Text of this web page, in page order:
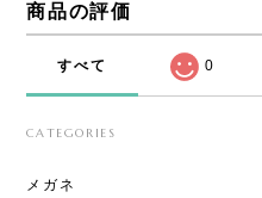
商品の評価
すべて 0
CATEGORIES
メガネ